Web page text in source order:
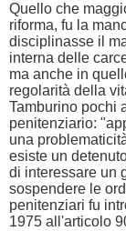
Quello che
riforma, fu la
disciplinasse il
interna delle
ma anche in
regolarità della
Tamburino pochi
penitenziario:
una
esiste un
di interessare un
sospendere le
penitenziari fu
1975 all'articolo